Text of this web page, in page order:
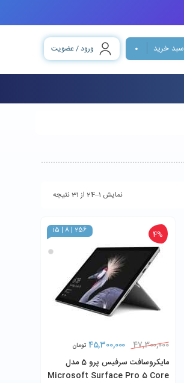
سبد خرید 0 ورود / عضویت
نمایش 1–24 از 31 نتیجه
i5 | 8 | 256 4%
47,300,000
45,300,000 تومان
مایکروسافت سرفیس پرو 5 مدل
Microsoft Surface Pro 5 Core